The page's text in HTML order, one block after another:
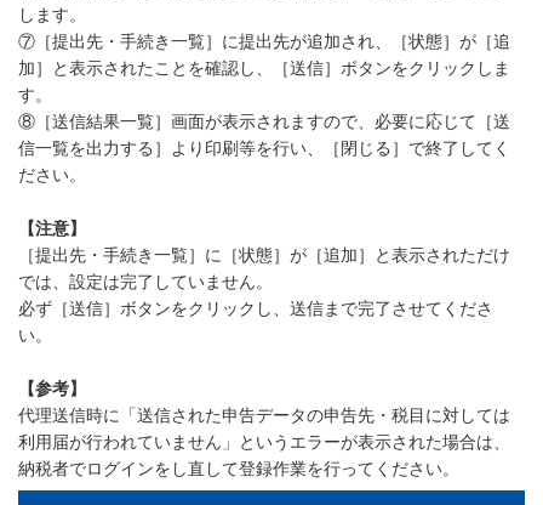
します。
⑦［提出先・手続き一覧］に提出先が追加され、［状態］が［追
加］と表示されたことを確認し、［送信］ボタンをクリックしま
す。
⑧［送信結果一覧］画面が表示されますので、必要に応じて［送
信一覧を出力する］より印刷等を行い、［閉じる］で終了してく
ださい。
【注意】
［提出先・手続き一覧］に［状態］が［追加］と表示されただけ
では、設定は完了していません。
必ず［送信］ボタンをクリックし、送信まで完了させてくださ
い。
【参考】
代理送信時に「送信された申告データの申告先・税目に対しては
利用届が行われていません」というエラーが表示された場合は、
納税者でログインをし直して登録作業を行ってください。